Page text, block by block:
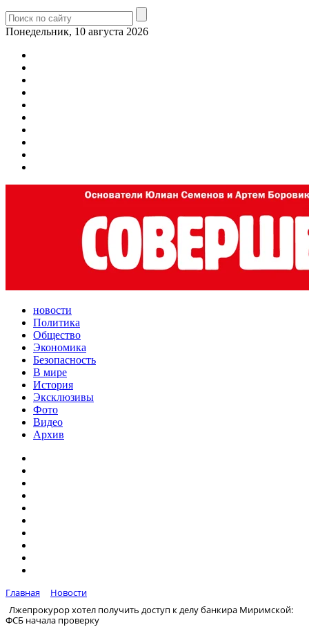
Понедельник, 10 августа 2026
новости
Политика
Общество
Экономика
Безопасность
В мире
История
Эксклюзивы
Фото
Видео
Архив
Главная
Новости
Лжепрокурор хотел получить доступ к делу банкира Миримской:
ФСБ начала проверку